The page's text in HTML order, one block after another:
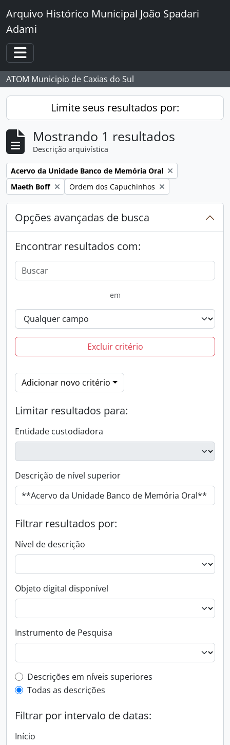
Skip to main content
Arquivo Histórico Municipal João Spadari
Adami
Toggle navigation
ATOM Municipio de Caxias do Sul
Limite seus resultados por:
Mostrando 1 resultados
Descrição arquivística
Remover filtro:
Acervo da Unidade Banco de Memória Oral
Remover filtro:
Maeth Boff Remover filtro:
Ordem dos Capuchinhos
Opções avançadas de busca
Encontrar resultados com:
em
Excluir critério
Adicionar novo critério
Limitar resultados para:
Entidade custodiadora
Descrição de nível superior
Filtrar resultados por:
Nível de descrição
Objeto digital disponível
Instrumento de Pesquisa
Filtro de descrição de nível superior
Descrições em níveis superiores
Todas as descrições
Filtrar por intervalo de datas:
Início